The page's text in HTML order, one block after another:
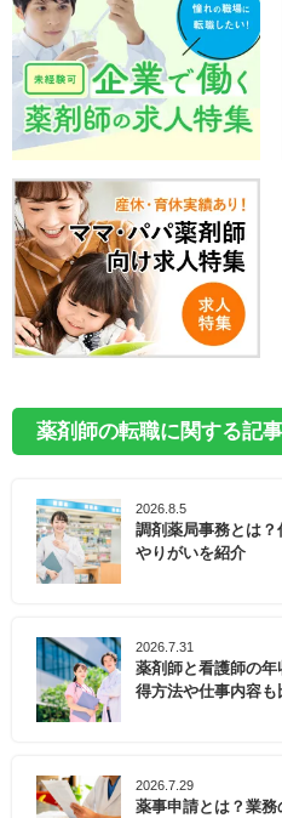
薬剤師の転職に関する記事
2026.8.5
調剤薬局事務とは？
やりがいを紹介
2026.7.31
薬剤師と看護師の
得方法や仕事内容も
2026.7.29
薬事申請とは？業務